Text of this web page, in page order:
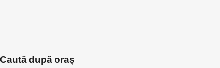
Caută după oraș